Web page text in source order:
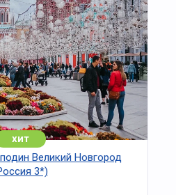
хит
Великий Новгород
3*)